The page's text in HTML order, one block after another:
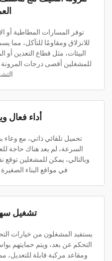
توفر المسارات المطاطية أو
للانزلاق ومقاومًا للتآكل، مما
البيئات، مثل قطاع التعدين أو
للمشغلين أقصى درجات
أداء فعال
تحميل تلقائي ذاتي، مع وعاء
السرعة، لم يعد هناك حاجة
وبالتالي، يمكن للمشغلين
في مواقع البناء
تشغيل
يستفيد المشغلون من خيارات
التحكم عن بعد، ويتم حمايتهم
ومقاعد مركبة قابلة للتعديل،